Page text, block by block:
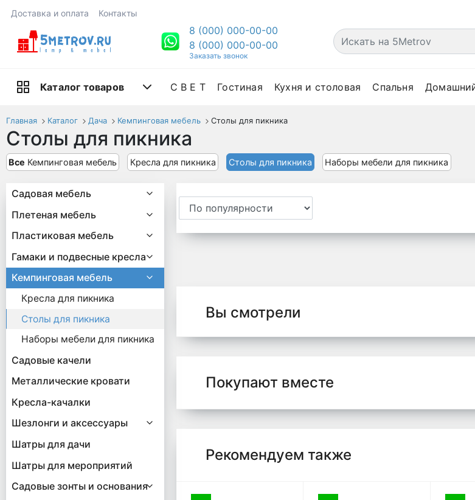
Доставка и оплата Контакты
8 (000) 000-00-00
8 (000) 000-00-00
Заказать звонок
Каталог товаров С В Е Т Гостиная Кухня и столовая Спальня
Главная Каталог Дача Кемпинговая мебель Столы для пикника
Столы для пикника
Все Кемпинговая мебель Кресла для пикника Столы для пикника Наборы мебели для пикника
Вы смотрели
Покупают вместе
Рекомендуем также
Садовая мебель
Плетеная мебель
Пластиковая мебель
Гамаки и подвесные кресла
Кемпинговая мебель
Кресла для пикника
Столы для пикника
Наборы мебели для пикника
Садовые качели
Металлические кровати
Кресла-качалки
Шезлонги и аксессуары
Шатры для дачи
Шатры для мероприятий
Садовые зонты и основания